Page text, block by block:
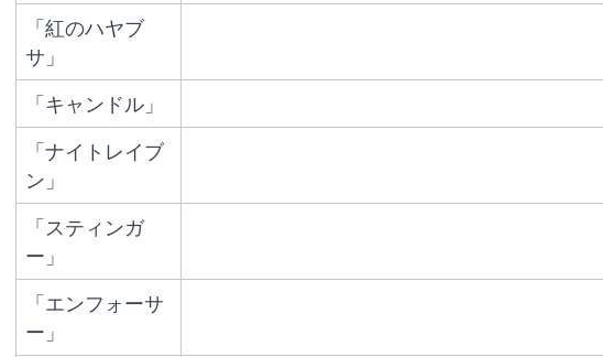
「紅のハヤブ
サ」
「キャンドル」
「ナイトレイブ
ン」
「スティンガ
ー」
「エンフォーサ
ー」